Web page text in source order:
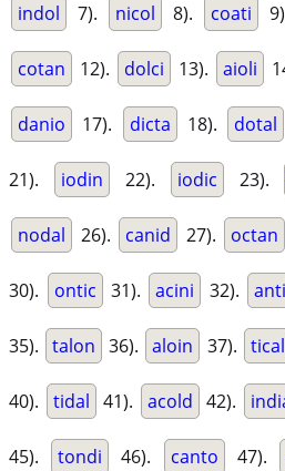
indol 7). nicol 8). coati
cotan 12). dolci 13). aioli
danio 17). dicta 18). dotal
21). iodin 22). iodic 23).
nodal 26). canid 27). octan
30). ontic 31). acini 32).
35). talon 36). aloin 37). tical
40). tidal 41). acold 42).
45). tondi 46). canto 47).